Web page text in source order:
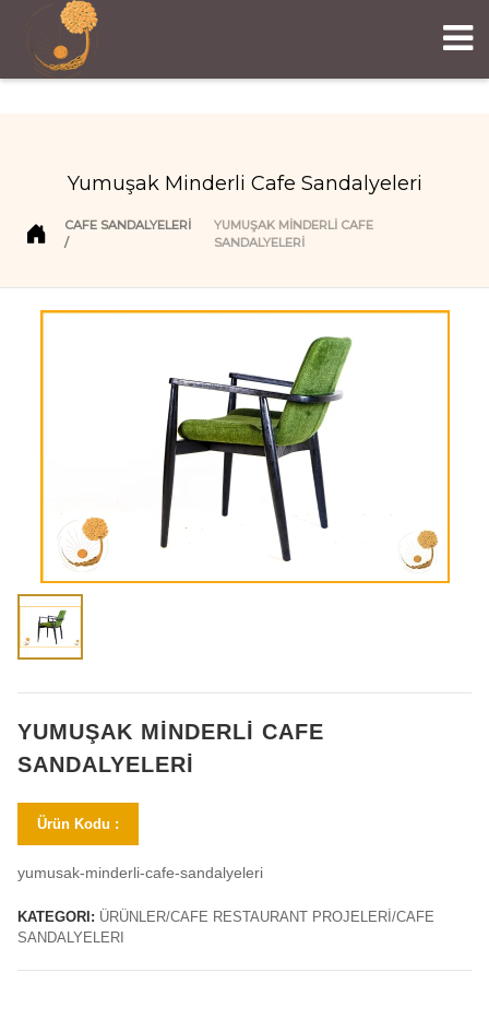
Yumuşak Minderli Cafe Sandalyeleri
CAFE SANDALYELERI
YUMUŞAK MINDERLI CAFE
SANDALYELERI
YUMUŞAK MINDERLI CAFE
SANDALYELERI
Ürün Kodu :
yumusak-minderli-cafe-sandalyeleri
KATEGORI: ÜRÜNLER/CAFE RESTAURANT PROJELERİ/CAFE
SANDALYELERI